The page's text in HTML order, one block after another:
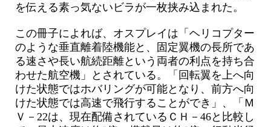
を伝える素っ気ないビラが一枚挟み込まれた。
この冊子によれば、オスプレイは「ヘリコプター
のような垂直離着陸機能と、固定翼機の長所であ
る速さや長い航続距離という両者の利点を持ち合
わせた航空機」とされている。「回転翼を上へ向
けた状態ではホバリングが可能となり、前方へ向
けた状態では高速で飛行することができ」、「Ｍ
Ｖ－22は、現在配備されているＣＨ－46と比較し